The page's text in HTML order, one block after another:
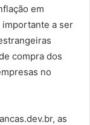
em
a ser
compra dos
no
as